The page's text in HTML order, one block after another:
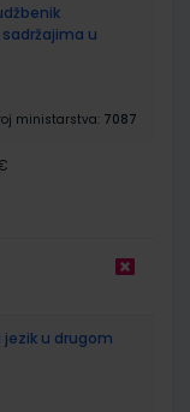
u
ministarstva: 7087
jezik u drugom